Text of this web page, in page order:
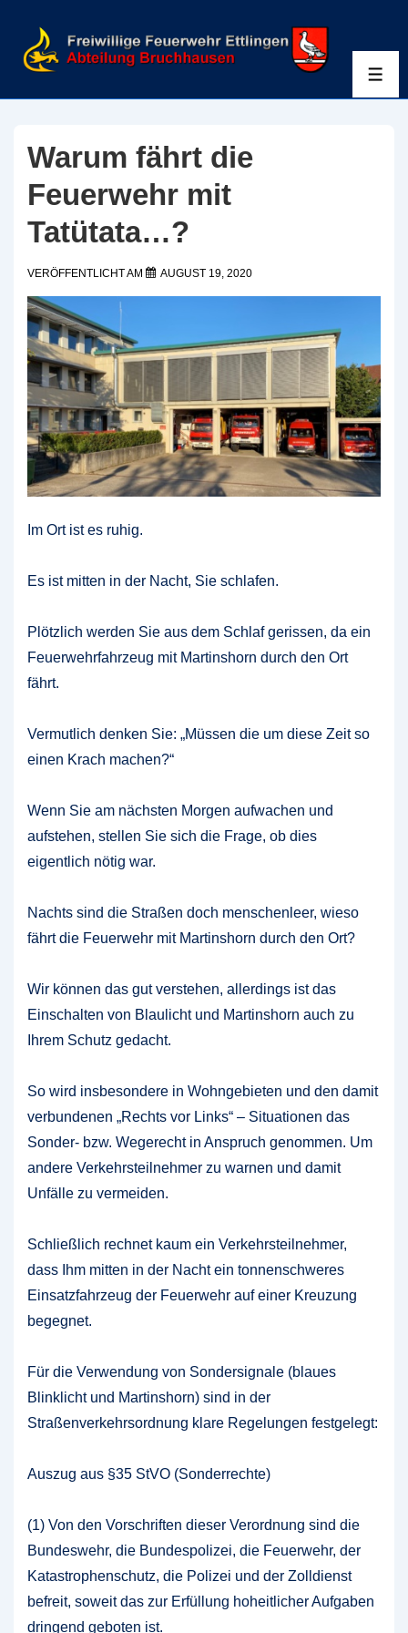
Inhalt
Warum fährt die
Feuerwehr mit
Tatütata…?
VERÖFFENTLICHT AM AUGUST 19, 2020
Im Ort ist es ruhig.
Es ist mitten in der Nacht, Sie schlafen.
Plötzlich werden Sie aus dem Schlaf gerissen, da ein
Feuerwehrfahrzeug mit Martinshorn durch den Ort
fährt.
Vermutlich denken Sie: „Müssen die um diese Zeit so
einen Krach machen?“
Wenn Sie am nächsten Morgen aufwachen und
aufstehen, stellen Sie sich die Frage, ob dies
eigentlich nötig war.
Nachts sind die Straßen doch menschenleer, wieso
fährt die Feuerwehr mit Martinshorn durch den Ort?
Wir können das gut verstehen, allerdings ist das
Einschalten von Blaulicht und Martinshorn auch zu
Ihrem Schutz gedacht.
So wird insbesondere in Wohngebieten und den damit
verbundenen „Rechts vor Links“ – Situationen das
Sonder- bzw. Wegerecht in Anspruch genommen. Um
andere Verkehrsteilnehmer zu warnen und damit
Unfälle zu vermeiden.
Schließlich rechnet kaum ein Verkehrsteilnehmer,
dass Ihm mitten in der Nacht ein tonnenschweres
Einsatzfahrzeug der Feuerwehr auf einer Kreuzung
begegnet.
Für die Verwendung von Sondersignale (blaues
Blinklicht und Martinshorn) sind in der
Straßenverkehrsordnung klare Regelungen festgelegt:
Auszug aus §35 StVO (Sonderrechte)
(1) Von den Vorschriften dieser Verordnung sind die
Bundeswehr, die Bundespolizei, die Feuerwehr, der
Katastrophenschutz, die Polizei und der Zolldienst
befreit, soweit das zur Erfüllung hoheitlicher Aufgaben
dringend geboten ist.